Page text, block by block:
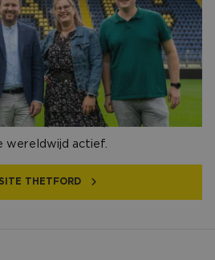
kampeerders en boten,
op de industrie. Ze zijn de
Porta Potti mobiele toilet
caravans en campers. Met een
Leur waar 500 medewerkers
de VS, Australië, China en diverse
wereldwijd actief.
THETFORD